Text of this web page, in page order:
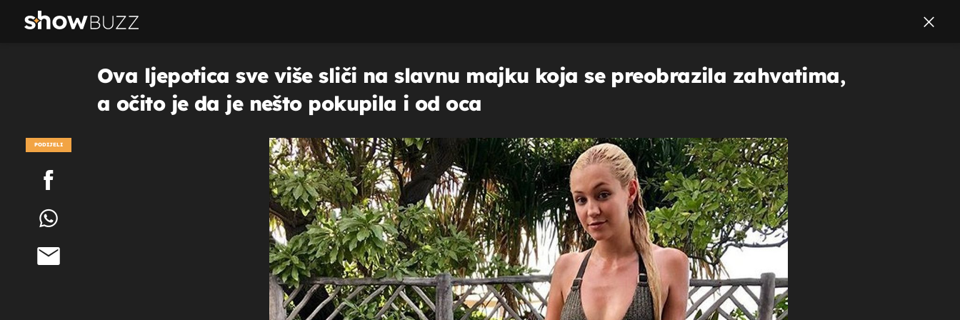
Ova ljepotica sve više sliči na slavnu majku koja se preobrazila zahvatima,
a očito je da je nešto pokupila i od oca
PODIJELI